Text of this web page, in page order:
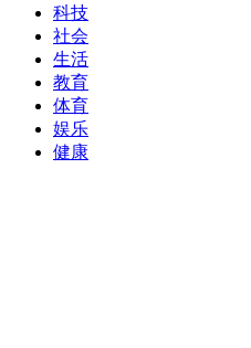
科技
社会
生活
教育
体育
娱乐
健康